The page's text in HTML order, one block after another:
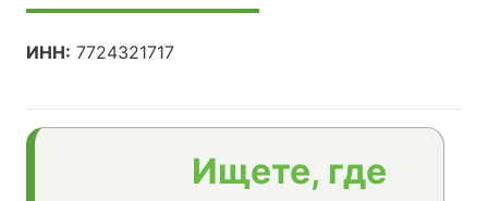
ИНН: 7724321717
Ищете, где